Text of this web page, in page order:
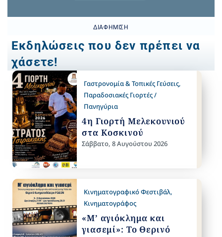
ΔΙΑΦΉΜΙΣΗ
Εκδηλώσεις που δεν πρέπει να
χάσετε!
Γαστρονομία & Τοπικές Γεύσεις,
Παραδοσιακές Γιορτές /
Πανηγύρια
4η Γιορτή Μελεκουνιού
στα Κοσκινού
Σάββατο, 8 Αυγούστου 2026
Κινηματογραφικό Φεστιβάλ,
Κινηματογράφος
«Μ’ αγιόκλημα και
γιασεμί»: Το Θερινό